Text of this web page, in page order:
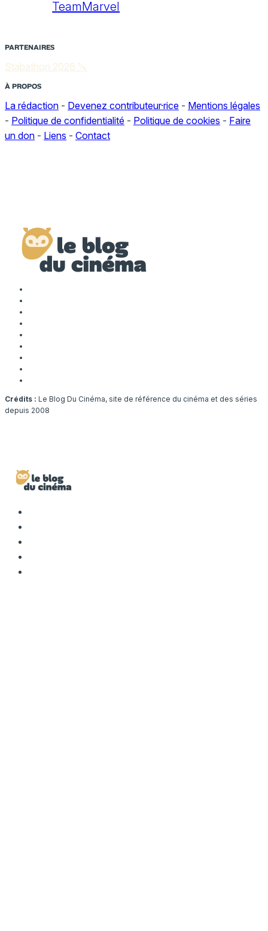
TeamMarvel
PARTENAIRES
Stabathon 2026 🔪
À PROPOS
La rédaction - Devenez contributeur·rice - Mentions légales
- Politique de confidentialité - Politique de cookies - Faire
un don - Liens - Contact
Crédits : Le Blog Du Cinéma, site de référence du cinéma et des séries
depuis 2008